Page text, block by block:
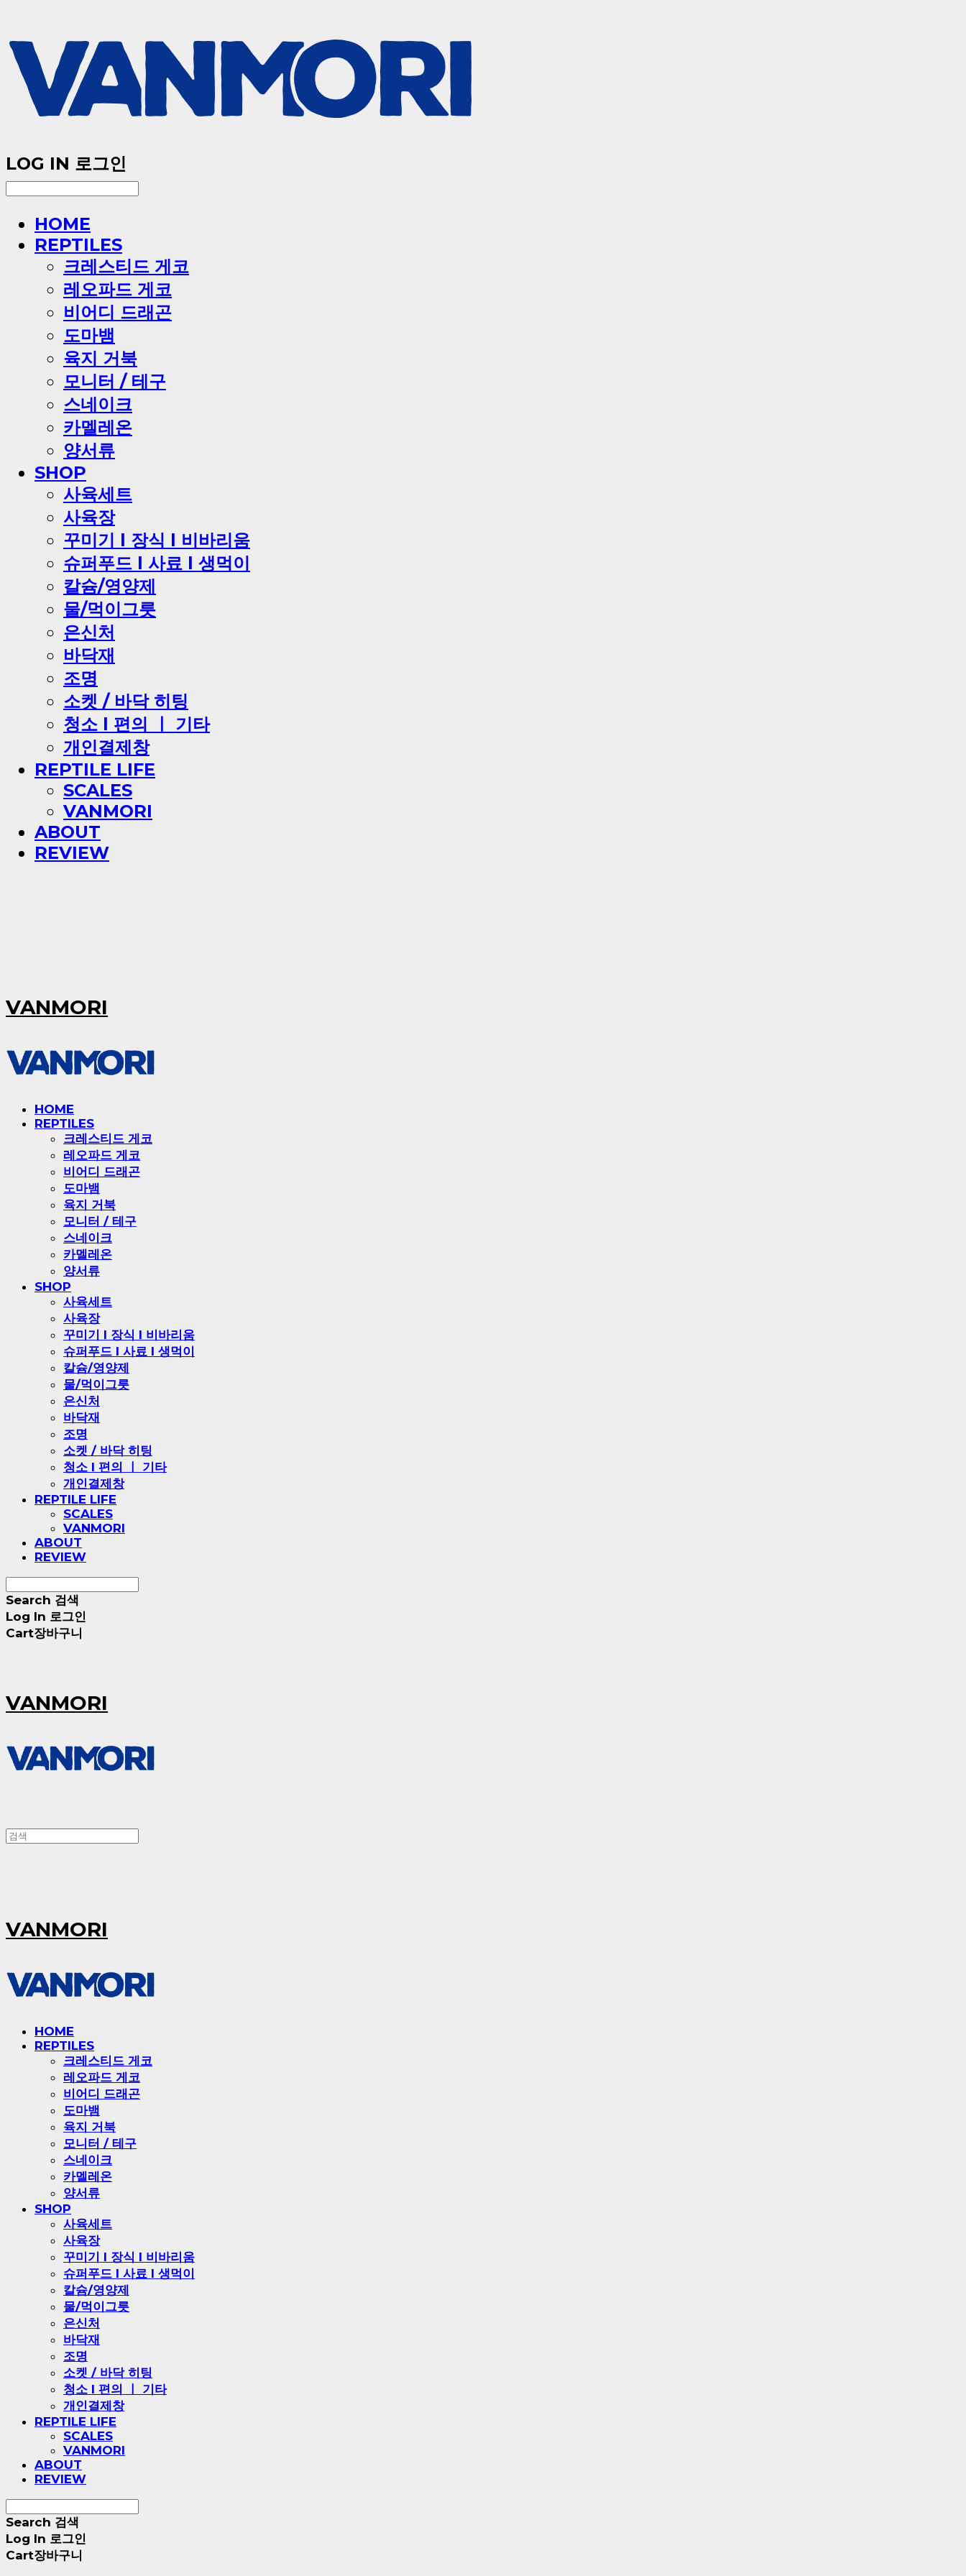
LOG IN 로그인
HOME
REPTILES
크레스티드 게코
레오파드 게코
비어디 드래곤
도마뱀
육지 거북
모니터 / 테구
스네이크
카멜레온
양서류
SHOP
사육세트
사육장
꾸미기 l 장식 l 비바리움
슈퍼푸드 l 사료 l 생먹이
칼슘/영양제
물/먹이그릇
은신처
바닥재
조명
소켓 / 바닥 히팅
청소 l 편의 ㅣ 기타
개인결제창
REPTILE LIFE
SCALES
VANMORI
ABOUT
REVIEW
VANMORI
HOME
REPTILES
크레스티드 게코
레오파드 게코
비어디 드래곤
도마뱀
육지 거북
모니터 / 테구
스네이크
카멜레온
양서류
SHOP
사육세트
사육장
꾸미기 l 장식 l 비바리움
슈퍼푸드 l 사료 l 생먹이
칼슘/영양제
물/먹이그릇
은신처
바닥재
조명
소켓 / 바닥 히팅
청소 l 편의 ㅣ 기타
개인결제창
REPTILE LIFE
SCALES
VANMORI
ABOUT
REVIEW
Search 검색
Log In 로그인
Cart장바구니
VANMORI
VANMORI
HOME
REPTILES
크레스티드 게코
레오파드 게코
비어디 드래곤
도마뱀
육지 거북
모니터 / 테구
스네이크
카멜레온
양서류
SHOP
사육세트
사육장
꾸미기 l 장식 l 비바리움
슈퍼푸드 l 사료 l 생먹이
칼슘/영양제
물/먹이그릇
은신처
바닥재
조명
소켓 / 바닥 히팅
청소 l 편의 ㅣ 기타
개인결제창
REPTILE LIFE
SCALES
VANMORI
ABOUT
REVIEW
Search 검색
Log In 로그인
Cart장바구니